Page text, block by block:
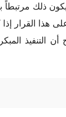
مرتبطاً
القرار
التنفيذ